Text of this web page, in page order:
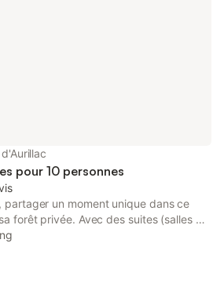
pour 10 personnes
partager un moment unique dans ce
forêt privée. Avec des suites (salles de
un coin bureau, une grande salle
qu'une salle de sport. L'ensemble de la